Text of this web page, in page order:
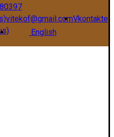
vitekof@gmail.comVkontakte
English